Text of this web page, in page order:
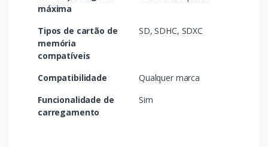
máxima
Tipos de cartão de
memória
compatíveis
SD, SDHC, SDXC
Compatibilidade
Qualquer marca
Funcionalidade de
carregamento
Sim